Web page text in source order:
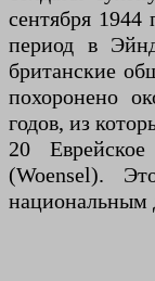
сентября 1944
период в
британские
похоронено
годов, из
20
(Woensel).
национальным